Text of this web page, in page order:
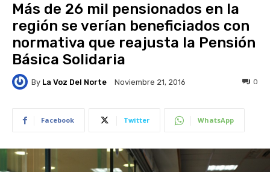
Más de 26 mil pensionados en la
región se verían beneficiados con
normativa que reajusta la Pensión
Básica Solidaria
By La Voz Del Norte Noviembre 21, 2016 0
Facebook Twitter WhatsApp